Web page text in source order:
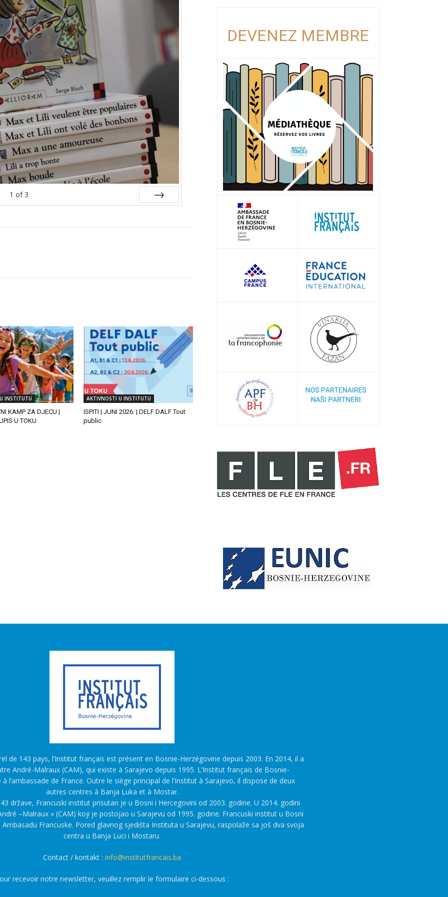
1 of 3
INSTITUTU
KAMP ZA DJECU |
U TOKU
AKTIVNOSTI U INSTITUTU
ISPITI | JUNI 2026. | DELF DALF Tout
public
DEVENEZ MEMBRE
de 143 pays, l’Institut français est présent en Bosnie-Herzégovine depuis 2003. En 2014, il a
André-Malraux (CAM), qui existe à Sarajevo depuis 1995. L’Institut français de Bosnie-
l’ambassade de France. Outre le siège principal de l’Institut à Sarajevo, il dispose de deux
autres centres à Banja Luka et à Mostar.
države, Francuski institut prisutan je u Bosni i Hercegovini od 2003. godine. U 2014. godini
–Malraux » (CAM) koji je postojao u Sarajevu od 1995. godine. Francuski institut u Bosni
Francuske. Pored glavnog sjedišta Instituta u Sarajevu, raspolaže sa još dva svoja
centra u Banja Luci i Mostaru.
Contact / kontakt : info@institutfrancais.ba
recevoir notre newsletter, veuillez remplir le formulaire ci-dessous :